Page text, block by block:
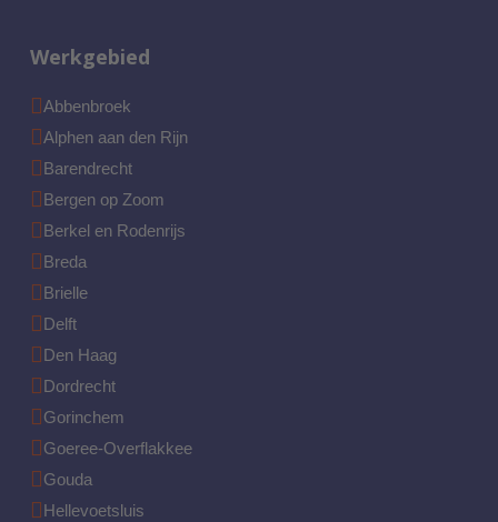
Werkgebied
Abbenbroek
Alphen aan den Rijn
Barendrecht
Bergen op Zoom
Berkel en Rodenrijs
Breda
Brielle
Delft
Den Haag
Dordrecht
Gorinchem
Goeree-Overflakkee
Gouda
Hellevoetsluis